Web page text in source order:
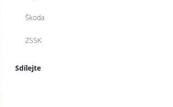
Škoda
ZSSK
Sdílejte